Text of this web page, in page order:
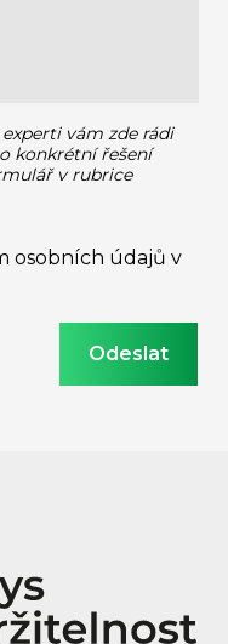
vám zde rádi
konkrétní řešení
v rubrice
osobních údajů v